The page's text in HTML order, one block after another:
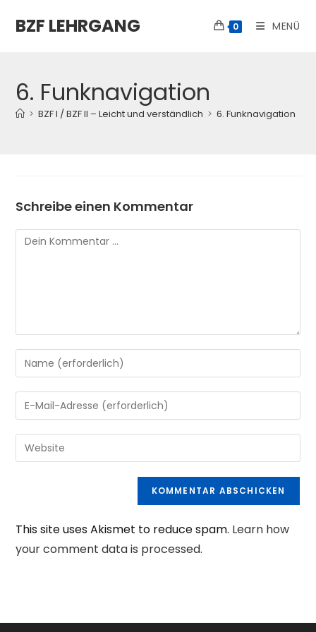
InhaltBZF LEHRGANG 0 MENÜ
6. Funknavigation
> BZF I / BZF II – Leicht und verständlich > 6. Funknavigation
Schreibe einen Kommentar
Kommentar
Gib
deinen
Namen
oder
zum
Kommentieren
Gib
deine
E-
Mail-
ein
Gib
deine
(optional)
This site uses Akismet to reduce spam. Learn how
your comment data is processed.